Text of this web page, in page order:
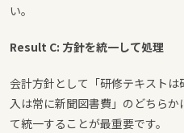
い。
Result C: 方針を統一して処理
会計方針として「研修テキスト
入は常に新聞図書費」のどちら
て統一することが最重要です。